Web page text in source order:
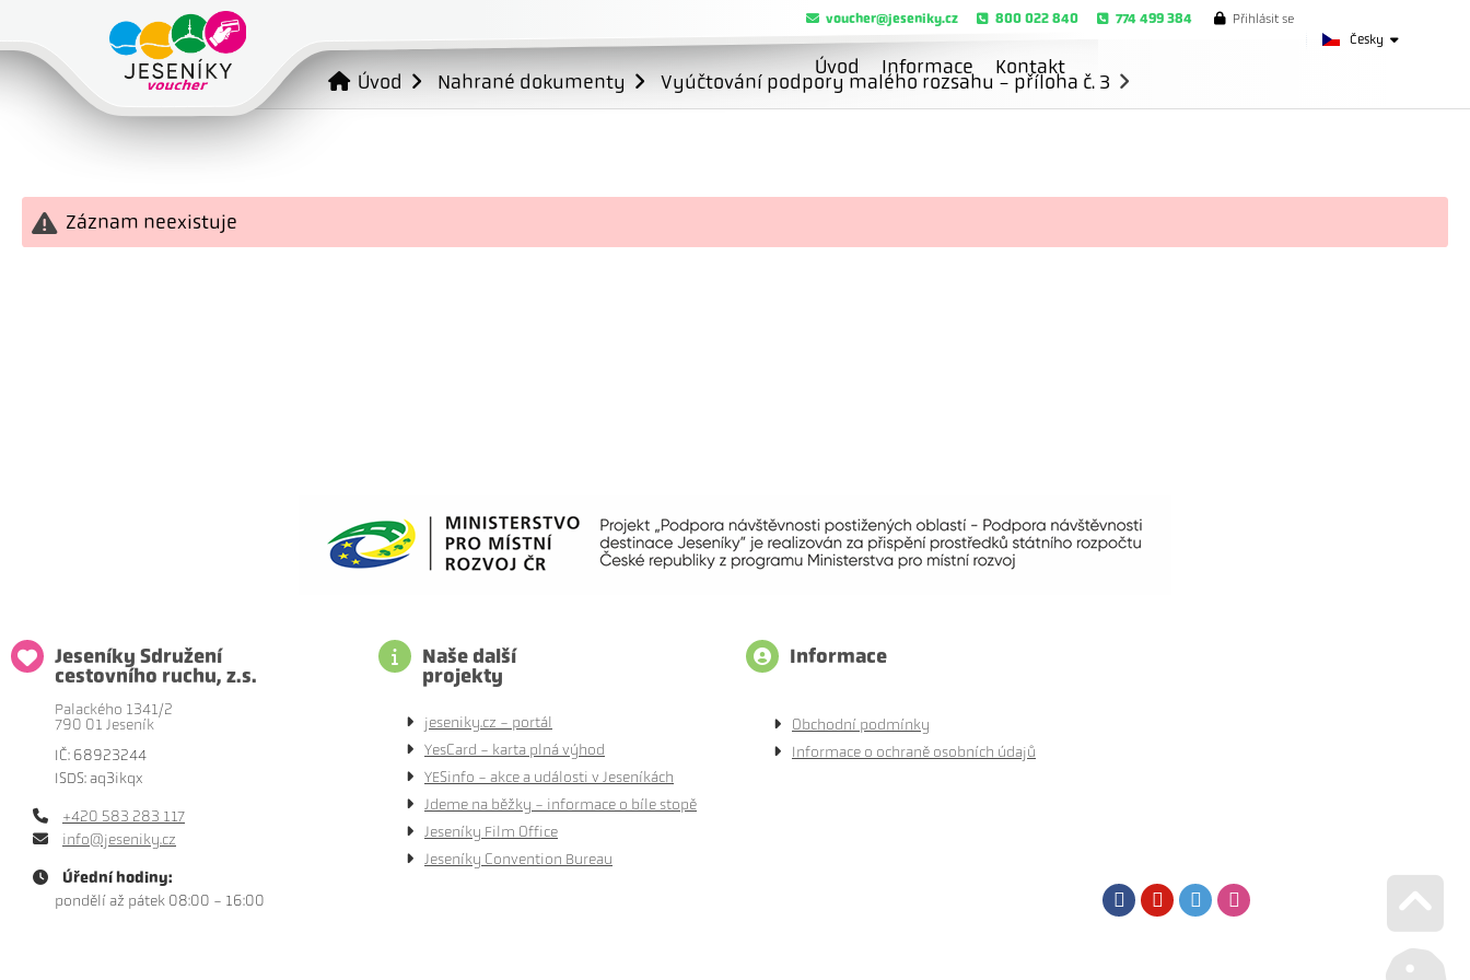
Česky
voucher@jeseniky.cz 800 022 840 774 499 384 Přihlásit se
Úvod Informace Kontakt
Úvod Nahrané dokumenty Vyúčtování podpory malého rozsahu - příloha č. 3
Záznam neexistuje
Jeseníky Sdružení
cestovního ruchu, z.s.
Palackého 1341/2
790 01 Jeseník
IČ: 68923244
ISDS: aq3ikqx
+420 583 283 117
info@jeseniky.cz
Úřední hodiny:
pondělí až pátek 08:00 - 16:00
Naše další
projekty
jeseniky.cz - portál
YesCard - karta plná výhod
YESinfo - akce a události v Jeseníkách
Jdeme na běžky - informace o bíle stopě
Jeseníky Film Office
Jeseníky Convention Bureau
Informace
Obchodní podmínky
Informace o ochraně osobních údajů
FacebookYoutubeTwitter
Go